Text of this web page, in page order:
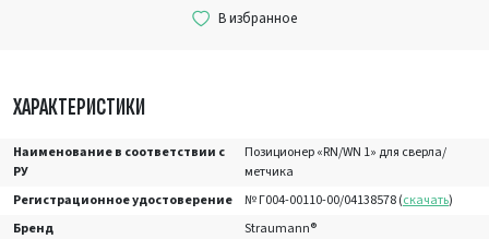
ХАРАКТЕРИСТИКИ
Наименование в соответствии с
РУ
Позиционер «RN/WN 1» для сверла/
метчика
Регистрационное удостоверение
№ Г004-00110-00/04138578 (скачать)
Бренд
Straumann®